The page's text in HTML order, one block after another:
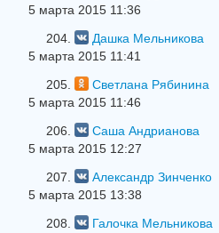
5 марта 2015 11:36
204.
Дашка Мельникова
5 марта 2015 11:41
205.
Светлана Рябинина
5 марта 2015 11:46
206.
Саша Андрианова
5 марта 2015 12:27
207.
Александр Зинченко
5 марта 2015 13:38
208.
Галочка Мельникова